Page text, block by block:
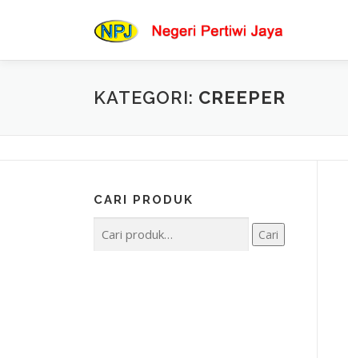
KATEGORI: CREEPER
CARI PRODUK
untuk:
Cari